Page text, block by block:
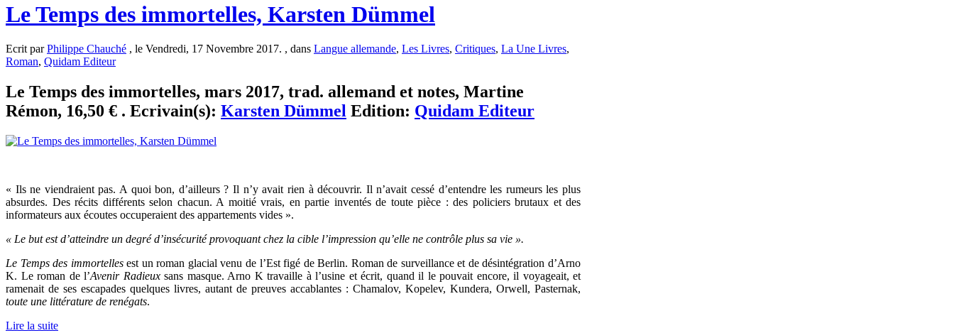
Le Temps des immortelles, Karsten Dümmel
Ecrit parPhilippe Chauché , le Vendredi, 17 Novembre 2017. , dans Langue allemande, Les Livres, Critiques, La Une Livres,
Roman, Quidam Editeur
Le Temps des immortelles, mars 2017, trad. allemand et notes, Martine
Rémon, 16,50 € . Ecrivain(s): Karsten Dümmel Edition: Quidam Editeur
« Ils ne viendraient pas. A quoi bon, d’ailleurs ? Il n’y avait rien à découvrir. Il n’avait cessé d’entendre les rumeurs les plus
absurdes. Des récits différents selon chacun. A moitié vrais, en partie inventés de toute pièce : des policiers brutaux et des
informateurs aux écoutes occuperaient des appartements vides ».
« Le but est d’atteindre un degré d’insécurité provoquant chez la cible l’impression qu’elle ne contrôle plus sa vie ».
Le Temps des immortellesest un roman glacial venu de l’Est figé de Berlin. Roman de surveillance et de désintégration d’Arno
K. Le roman de l’Avenir Radieux sans masque. Arno K travaille à l’usine et écrit, quand il le pouvait encore, il voyageait, et
ramenait de ses escapades quelques livres, autant de preuves accablantes : Chamalov, Kopelev, Kundera, Orwell, Pasternak,
toute une littérature de renégats.
Lire la suite